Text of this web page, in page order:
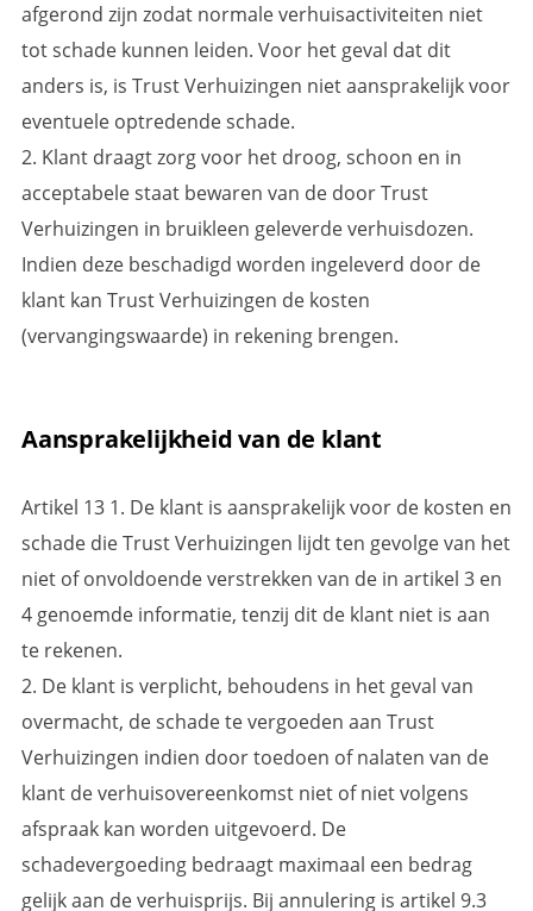
afgerond zijn zodat normale verhuisactiviteiten niet
tot schade kunnen leiden. Voor het geval dat dit
anders is, is Trust Verhuizingen niet aansprakelijk voor
eventuele optredende schade.
2. Klant draagt zorg voor het droog, schoon en in
acceptabele staat bewaren van de door Trust
Verhuizingen in bruikleen geleverde verhuisdozen.
Indien deze beschadigd worden ingeleverd door de
klant kan Trust Verhuizingen de kosten
(vervangingswaarde) in rekening brengen.
Aansprakelijkheid van de klant
Artikel 13 1. De klant is aansprakelijk voor de kosten en
schade die Trust Verhuizingen lijdt ten gevolge van het
niet of onvoldoende verstrekken van de in artikel 3 en
4 genoemde informatie, tenzij dit de klant niet is aan
te rekenen.
2. De klant is verplicht, behoudens in het geval van
overmacht, de schade te vergoeden aan Trust
Verhuizingen indien door toedoen of nalaten van de
klant de verhuisovereenkomst niet of niet volgens
afspraak kan worden uitgevoerd. De
schadevergoeding bedraagt maximaal een bedrag
gelijk aan de verhuisprijs. Bij annulering is artikel 9.3